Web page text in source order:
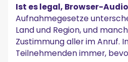
Ist es legal, Browser-
Aufnahmegesetze
Land und Region, und
Zustimmung aller im Anruf.
Teilnehmenden immer,